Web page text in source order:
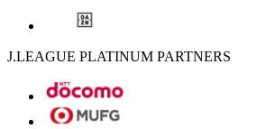
J.LEAGUE PLATINUM PARTNERS